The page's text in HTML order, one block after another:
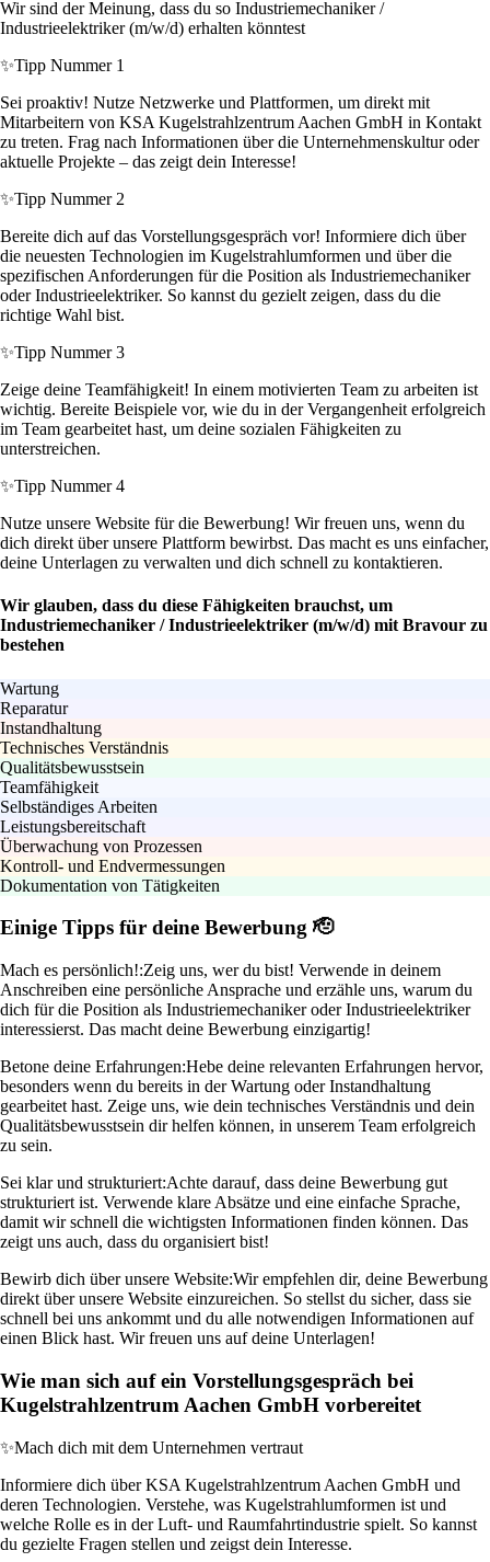
Wir sind der Meinung, dass du so Industriemechaniker /
Industrieelektriker (m/w/d) erhalten könntest
✨Tipp Nummer 1
Sei proaktiv! Nutze Netzwerke und Plattformen, um direkt mit
Mitarbeitern von KSA Kugelstrahlzentrum Aachen GmbH in Kontakt
zu treten. Frag nach Informationen über die Unternehmenskultur oder
aktuelle Projekte – das zeigt dein Interesse!
✨Tipp Nummer 2
Bereite dich auf das Vorstellungsgespräch vor! Informiere dich über
die neuesten Technologien im Kugelstrahlumformen und über die
spezifischen Anforderungen für die Position als Industriemechaniker
oder Industrieelektriker. So kannst du gezielt zeigen, dass du die
richtige Wahl bist.
✨Tipp Nummer 3
Zeige deine Teamfähigkeit! In einem motivierten Team zu arbeiten ist
wichtig. Bereite Beispiele vor, wie du in der Vergangenheit erfolgreich
im Team gearbeitet hast, um deine sozialen Fähigkeiten zu
unterstreichen.
✨Tipp Nummer 4
Nutze unsere Website für die Bewerbung! Wir freuen uns, wenn du
dich direkt über unsere Plattform bewirbst. Das macht es uns einfacher,
deine Unterlagen zu verwalten und dich schnell zu kontaktieren.
Wir glauben, dass du diese Fähigkeiten brauchst, um
Industriemechaniker / Industrieelektriker (m/w/d) mit Bravour zu
bestehen
Wartung
Reparatur
Instandhaltung
Technisches Verständnis
Qualitätsbewusstsein
Teamfähigkeit
Selbständiges Arbeiten
Leistungsbereitschaft
Überwachung von Prozessen
Kontroll- und Endvermessungen
Dokumentation von Tätigkeiten
Einige Tipps für deine Bewerbung 🫡
Mach es persönlich!:Zeig uns, wer du bist! Verwende in deinem
Anschreiben eine persönliche Ansprache und erzähle uns, warum du
dich für die Position als Industriemechaniker oder Industrieelektriker
interessierst. Das macht deine Bewerbung einzigartig!
Betone deine Erfahrungen:Hebe deine relevanten Erfahrungen hervor,
besonders wenn du bereits in der Wartung oder Instandhaltung
gearbeitet hast. Zeige uns, wie dein technisches Verständnis und dein
Qualitätsbewusstsein dir helfen können, in unserem Team erfolgreich
zu sein.
Sei klar und strukturiert:Achte darauf, dass deine Bewerbung gut
strukturiert ist. Verwende klare Absätze und eine einfache Sprache,
damit wir schnell die wichtigsten Informationen finden können. Das
zeigt uns auch, dass du organisiert bist!
Bewirb dich über unsere Website:Wir empfehlen dir, deine Bewerbung
direkt über unsere Website einzureichen. So stellst du sicher, dass sie
schnell bei uns ankommt und du alle notwendigen Informationen auf
einen Blick hast. Wir freuen uns auf deine Unterlagen!
Wie man sich auf ein Vorstellungsgespräch bei
Kugelstrahlzentrum Aachen GmbH vorbereitet
✨Mach dich mit dem Unternehmen vertraut
Informiere dich über KSA Kugelstrahlzentrum Aachen GmbH und
deren Technologien. Verstehe, was Kugelstrahlumformen ist und
welche Rolle es in der Luft- und Raumfahrtindustrie spielt. So kannst
du gezielte Fragen stellen und zeigst dein Interesse.